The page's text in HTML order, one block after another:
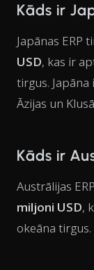
Kāds ir
Japānas ERP
USD, kas ir
tirgus. Japāna
Āzijas un
Kāds ir
Austrālijas
miljoni USD,
okeāna tirgus.